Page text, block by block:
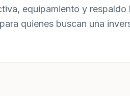
equipamiento y
quienes buscan una